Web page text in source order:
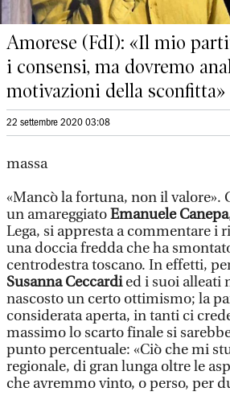
Amorese (FdI): «Il mio
i consensi, ma dovremo
motivazioni della sconfitta»
22 settembre 2020 03:08
massa
«Mancò la fortuna, non il valore».
un amareggiatoEmanuele Canepa
Lega, si appresta a commentare i
una doccia fredda che ha
centrodestra toscano. In effetti,
Susanna Ceccardied i suoi alleati
nascosto un certo ottimismo; la
considerata aperta, in tanti ci
massimo lo scarto finale si
punto percentuale: «Ciò che mi
regionale, di gran lunga oltre le
che avremmo vinto, o perso, per